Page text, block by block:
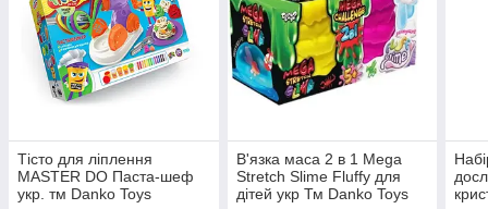
Тісто для ліплення
MASTER DO Паста-шеф
укр. тм Danko Toys
В'язка маса 2 в 1 Mega
Stretch Slime Fluffy для
дітей укр Тм Danko Toys